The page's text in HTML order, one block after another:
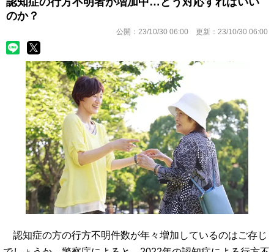
のか？
公開： 23/10/30 06:00 更新： 23/10/30 06:00
認知症の方の行方不明件数が年々増加しているのはご存じ